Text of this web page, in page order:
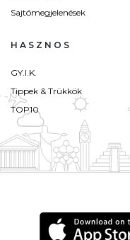
Sajtómegjelenések
HASZNOS
GY.I.K.
Tippek & Trükkök
TOP10